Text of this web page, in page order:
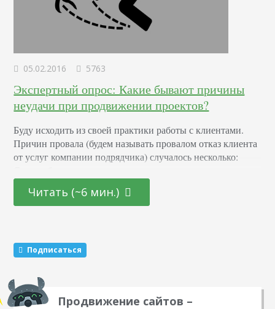
05.02.2016 5763
Экспертный опрос: Какие бывают причины
неудачи при продвижении проектов?
Буду исходить из своей практики работы с клиентами.
Причин провала (будем называть провалом отказ клиента
от услуг компании подрядчика) случалось несколько:
безразличие и отказ участвовать в проекте. Стратегия
разработана, тактика продумана – осталось только
Читать (~6 мин.)
Подписаться
Продвижение сайтов –